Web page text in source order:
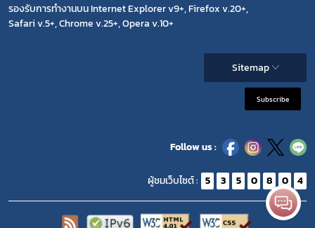
รองรับการทำงานบน Internet Explorer v9+, Firefox v.20+,
Safari v.5+, Chrome v.25+, Opera v.10+
Sitemap
Subscribe
Follow us :
ผู้ชมเว็บไซต์ : 5 3 5 0 8 0 4